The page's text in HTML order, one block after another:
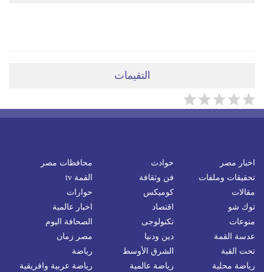
التقيمات
اخبار مصر حوادث
محافظات مصر
تحقيقات وملفات
فن وثقافة
القمة tv
مقالات
كوميكس
حوارات
توك شو
اقتصاد
اخبار عالمية
منوعات
تكنولوجى
الصحافة اليوم
عدسة القمة
دين ودنيا
مصر زمان
تحت القبة
الشرق الأوسط
رياضة
رياضة محلية
رياضة عالمية رياضة عربية وافريقية